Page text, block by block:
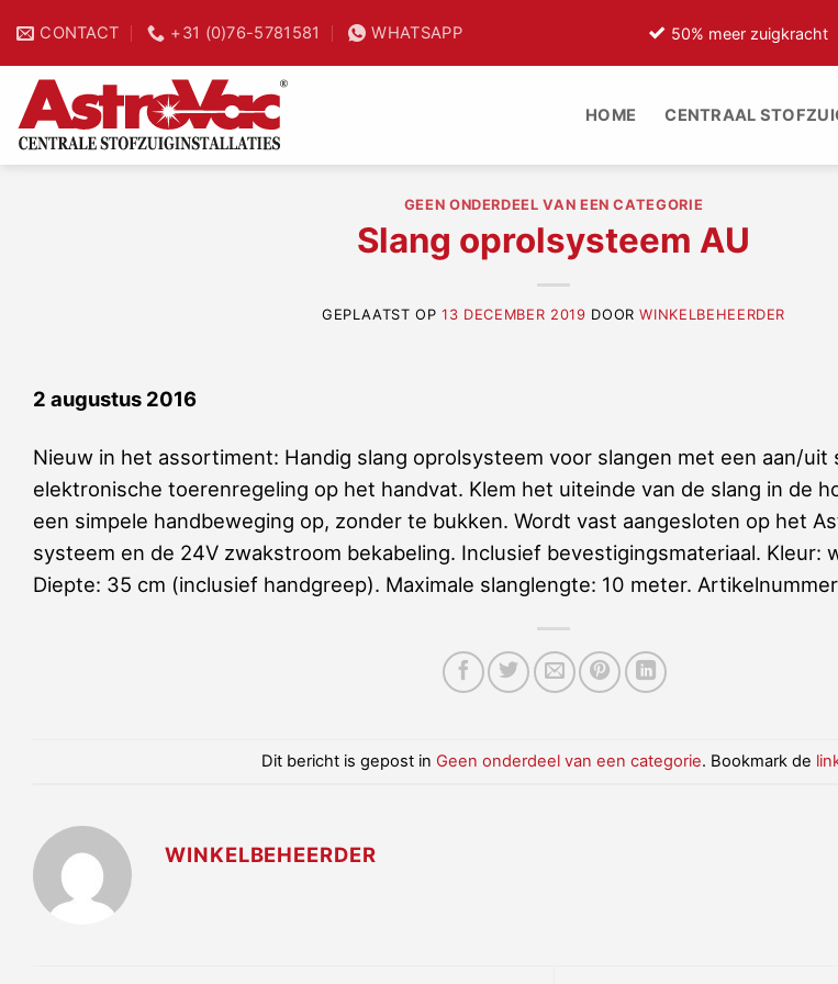
naar
inhoud
CONTACT +31 (0)76-5781581 WHATSAPP
25% tijdwinst 50% meer zuigkracht
HOME CENTRAAL
GEEN ONDERDEEL VAN EEN CATEGORIE
Slang oprolsysteem AU
GEPLAATST OP13 DECEMBER 2019 DOORWINKELBEHEERDER
2 augustus 2016
Nieuw in het assortiment: Handig slang oprolsysteem voor slangen met een aan/uit
elektronische toerenregeling op het handvat. Klem het uiteinde van de slang in de
een simpele handbeweging op, zonder te bukken. Wordt vast aangesloten op het
systeem en de 24V zwakstroom bekabeling. Inclusief bevestigingsmateriaal. Kleur:
Diepte: 35 cm (inclusief handgreep). Maximale slanglengte: 10 meter.
Dit bericht is gepost in Geen onderdeel van een categorie. Bookmark de
WINKELBEHEERDER